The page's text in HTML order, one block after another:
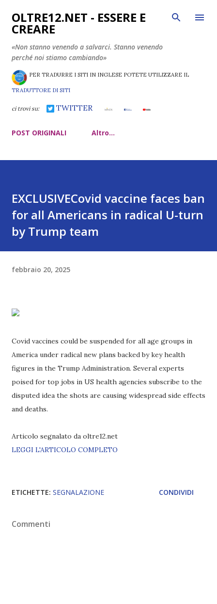
Passa ai contenuti principali
OLTRE12.NET - ESSERE E
CREARE
«Non stanno venendo a salvarci. Stanno venendo
perché noi stiamo cambiando»
PER TRADURRE I SITI IN INGLESE POTETE UTILIZZARE IL
TRADUTTORE DI SITI
ci trovi su: TWITTER
POST ORIGINALI Altro…
EXCLUSIVECovid vaccine faces ban
for all Americans in radical U-turn
by Trump team
febbraio 20, 2025
Covid vaccines could be suspended for all age groups in
America under radical new plans backed by key health
figures in the Trump Administration. Several experts
poised for top jobs in US health agencies subscribe to the
disputed idea the shots are causing widespread side effects
and deaths.
Articolo segnalato da oltre12.net
LEGGI L'ARTICOLO COMPLETO
ETICHETTE: SEGNALAZIONE CONDIVIDI
Commenti